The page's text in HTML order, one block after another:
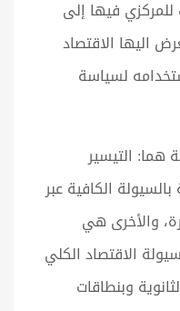
فيها إلى
اليها الاقتصاد
لسياسة
التيسير
الكافية عبر
والأخرى هي
الاقتصاد الكلي
وبنطاقات